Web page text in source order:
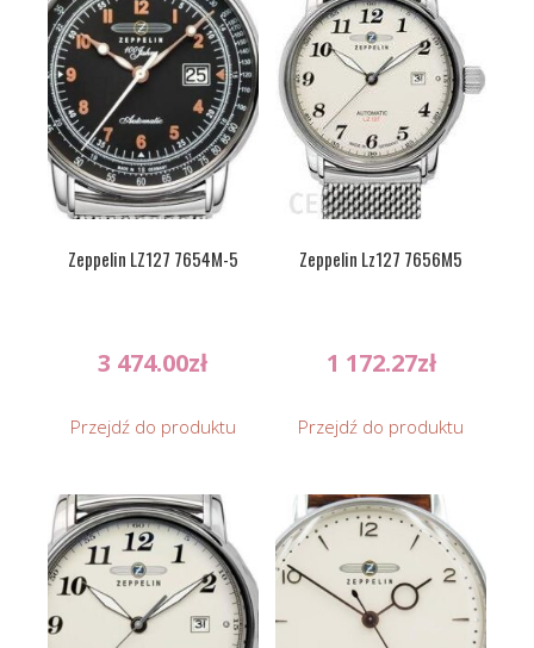
Zeppelin LZ127 7654M-5
3 474.00zł
Przejdź do produktu
Zeppelin Lz127 7656M5
1 172.27zł
Przejdź do produktu